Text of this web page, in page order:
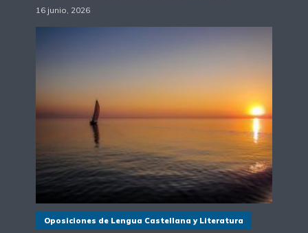
16 junio, 2026
Oposiciones de Lengua Castellana y Literatura